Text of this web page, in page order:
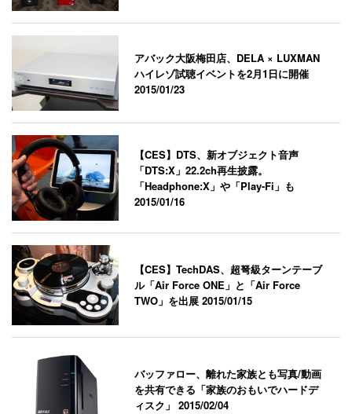
アバック大阪梅田店、DELA × LUXMAN
ハイレゾ試聴イベントを2月1日に開催
2015/01/23
【CES】DTS、新オブジェクト音声
「DTS:X」22.2ch再生披露。
「Headphone:X」や「Play-Fi」も
2015/01/16
【CES】TechDAS、超弩級ターンテーブ
ル「Air Force ONE」と「Air Force
TWO」を出展2015/01/15
バッファロー、離れた家族とも写真/動画
を共有できる「家族のおもいでハードデ
ィスク」2015/02/04